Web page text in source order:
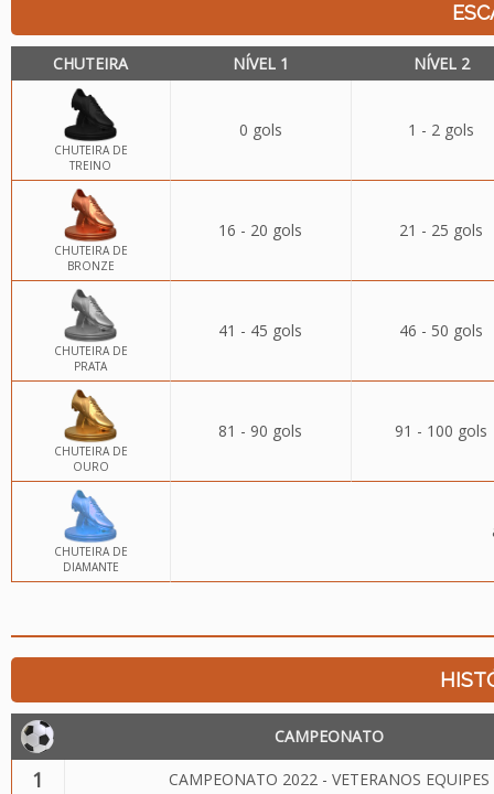
CHUTEIRA NÍVEL 1 NÍVEL 2
CHUTEIRA DE
TREINO
0 gols 1 - 2 gols
CHUTEIRA DE
BRONZE
16 - 20 gols 21 - 25 gols
CHUTEIRA DE
PRATA
41 - 45 gols 46 - 50 gols
CHUTEIRA DE
OURO
81 - 90 gols 91 - 100 gols
CHUTEIRA DE
DIAMANTE
CAMPEONATO
1 CAMPEONATO 2022 - VETERANOS EQUIPES